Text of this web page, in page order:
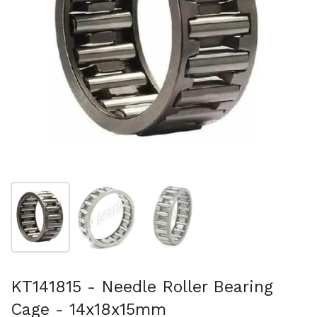
Afficher la diapositive 1Afficher la diapositive 2Afficher la diapositive 3
KT141815 - Needle Roller Bearing
Cage - 14x18x15mm